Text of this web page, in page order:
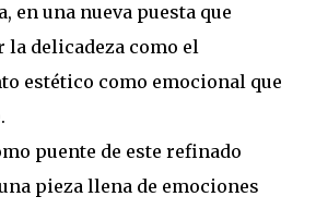
en una nueva puesta que
la delicadeza como el
estético como emocional que
puente de este refinado
pieza llena de emociones